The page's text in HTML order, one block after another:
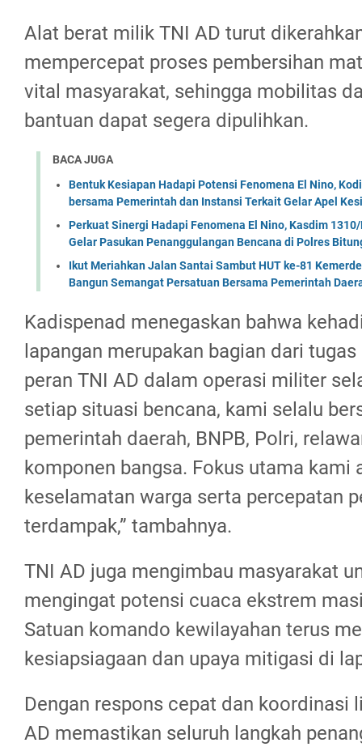
Alat berat milik TNI AD turut
mempercepat proses pembersihan
vital masyarakat, sehingga mobilitas
bantuan dapat segera dipulihkan.
BACA JUGA
Bentuk Kesiapan Hadapi Potensi Fenomena El Nino,
bersama Pemerintah dan Instansi Terkait Gelar Apel
Perkuat Sinergi Hadapi Fenomena El Nino, Kasdim
Gelar Pasukan Penanggulangan Bencana di Polres
Ikut Meriahkan Jalan Santai Sambut HUT ke-81
Bangun Semangat Persatuan Bersama Pemerintah
Kadispenad menegaskan bahwa
lapangan merupakan bagian dari
peran TNI AD dalam operasi militer
setiap situasi bencana, kami selalu
pemerintah daerah, BNPB, Polri,
komponen bangsa. Fokus utama kami
keselamatan warga serta percepatan
terdampak,” tambahnya.
TNI AD juga mengimbau masyarakat
mengingat potensi cuaca ekstrem
Satuan komando kewilayahan terus
kesiapsiagaan dan upaya mitigasi di
Dengan respons cepat dan koordinasi
AD memastikan seluruh langkah